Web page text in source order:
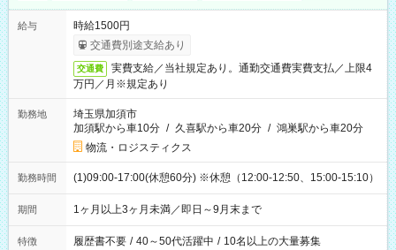
給与
時給1500円
交通費別途支給あり
交通費
実費支給／当社規定あり。通勤交通費実費支払／上限4
万円／月※規定あり
勤務地
埼玉県加須市
加須駅から車10分 / 久喜駅から車20分 / 鴻巣駅から車20分
物流・ロジスティクス
勤務時間 (1)09:00-17:00(休憩60分) ※休憩（12:00-12:50、15:00-15:10）
期間 1ヶ月以上3ヶ月未満／即日～9月末まで
特徴 履歴書不要 / 40～50代活躍中 / 10名以上の大量募集